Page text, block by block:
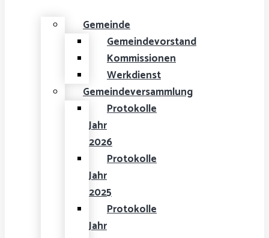
Gemeinde
Gemeindevorstand
Kommissionen
Werkdienst
Gemeindeversammlung
Protokolle
Jahr
2026
Protokolle
Jahr
2025
Protokolle
Jahr